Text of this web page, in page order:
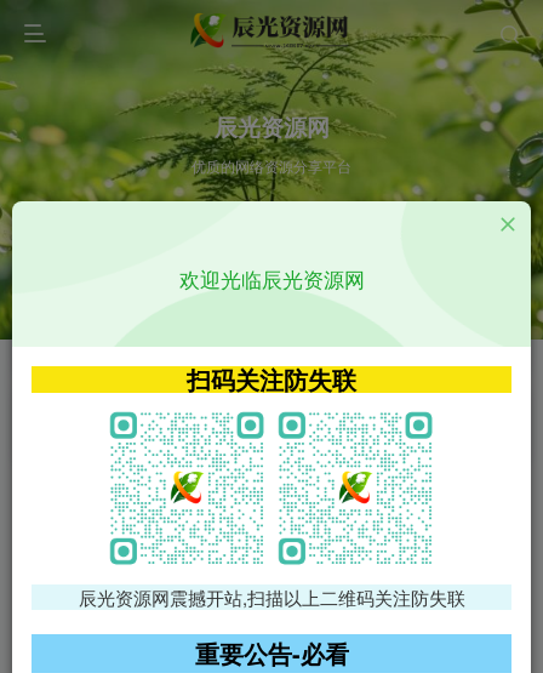
辰光资源网
优质的网络资源分享平台
VIP特权介绍 APP源码
VIP特权介绍
火
VIP特权介绍
影视源码
影视源码
免费领支付宝红包
腾讯轻量4核4G3M服务器38元/
欢迎光临辰光资源网
扫码关注防失联
辰光资源网震撼开站,扫描以上二维码关注防失联
重要公告-必看